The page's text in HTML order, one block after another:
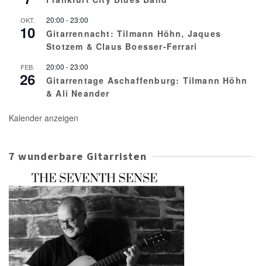
OKT.
10
20:00 -23:00
Gitarrennacht: Tilmann Höhn, Jaques
Stotzem & Claus Boesser-Ferrari
FEB.
26
20:00 -23:00
Gitarrentage Aschaffenburg: Tilmann Höhn
& Ali Neander
Kalender anzeigen
7 wunderbare Gitarristen